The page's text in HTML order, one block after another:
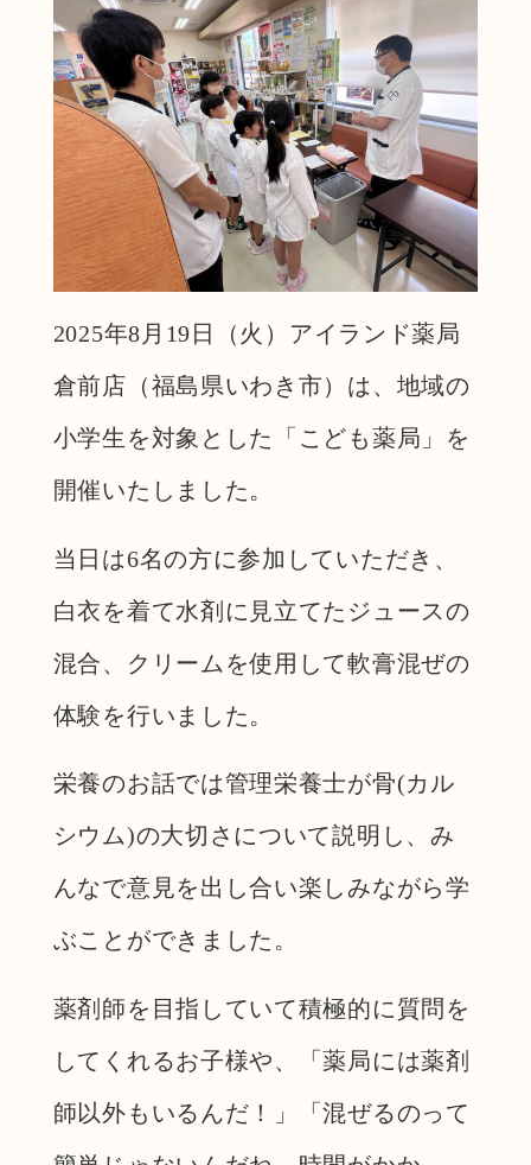
2025年8月19日（火）アイランド薬局
倉前店（福島県いわき市）は、地域の
小学生を対象とした「こども薬局」を
開催いたしました。
当日は6名の方に参加していただき、
白衣を着て水剤に見立てたジュースの
混合、クリームを使用して軟膏混ぜの
体験を行いました。
栄養のお話では管理栄養士が骨(カル
シウム)の大切さについて説明し、み
んなで意見を出し合い楽しみながら学
ぶことができました。
薬剤師を目指していて積極的に質問を
してくれるお子様や、「薬局には薬剤
師以外もいるんだ！」「混ぜるのって